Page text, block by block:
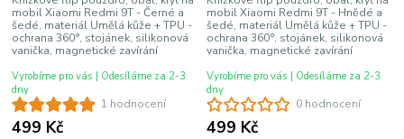
1 hodnocení
mobil Xiaomi Redmi 9T - Černé a
šedé, materiál Umělá kůže + TPU -
ochrana 360°, stojánek, silikonová
vanička, magnetické zavírání
499 Kč
Vyrobíme pro vás | Odesíláme za 2-3
dny
0 hodnocení
mobil Xiaomi Redmi 9T - Hnědé a
šedé, materiál Umělá kůže + TPU -
ochrana 360°, stojánek, silikonová
vanička, magnetické zavírání
499 Kč
Vyrobíme pro vás | Odesíláme za 2-3
dny